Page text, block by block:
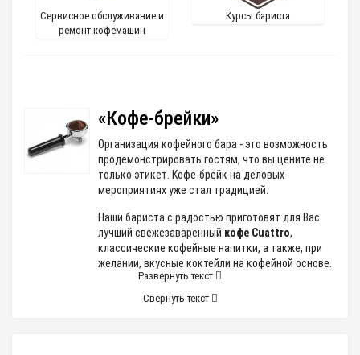
Сервисное обслуживание и
ремонт кофемашин
Курсы бариста
«Кофе-брейки»
Организация кофейного бара - это возможность
продемонстрировать гостям, что вы цените не
только этикет. Кофе-брейк на деловых
мероприятиях уже стал традицией.
Наши бариста с радостью приготовят для Вас
лучший свежезаваренный кофе Cuattro,
классические кофейные напитки, а также, при
желании, вкусные коктейли на кофейной основе.
Школа бариста
Развернуть текст
Свернуть текст